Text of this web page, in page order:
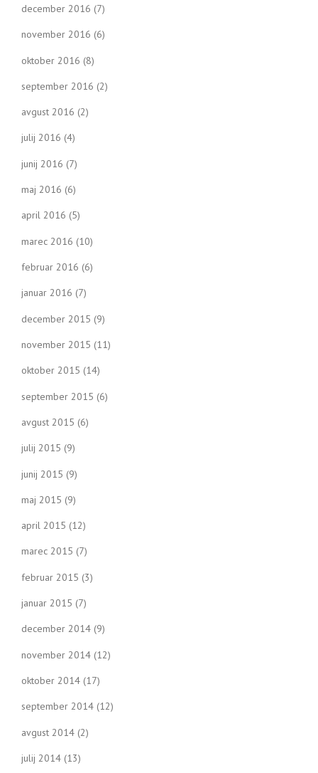
december 2016 (7)
november 2016 (6)
oktober 2016 (8)
september 2016 (2)
avgust 2016 (2)
julij 2016 (4)
junij 2016 (7)
maj 2016 (6)
april 2016 (5)
marec 2016 (10)
februar 2016 (6)
januar 2016 (7)
december 2015 (9)
november 2015 (11)
oktober 2015 (14)
september 2015 (6)
avgust 2015 (6)
julij 2015 (9)
junij 2015 (9)
maj 2015 (9)
april 2015 (12)
marec 2015 (7)
februar 2015 (3)
januar 2015 (7)
december 2014 (9)
november 2014 (12)
oktober 2014 (17)
september 2014 (12)
avgust 2014 (2)
julij 2014 (13)